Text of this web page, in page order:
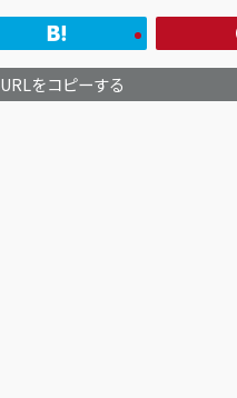
URLをコピーする